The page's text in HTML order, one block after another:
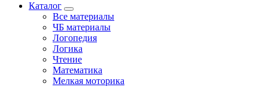
Каталог
Все материалы
ЧБ материалы
Логопедия
Логика
Чтение
Математика
Мелкая моторика